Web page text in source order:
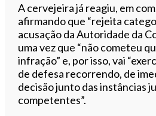
A cervejeira já reagiu, em
afirmando que “rejeita
acusação da Autoridade da
uma vez que “não cometeu
infração” e, por isso, vai
de defesa recorrendo, de
decisão junto das instâncias
competentes”.